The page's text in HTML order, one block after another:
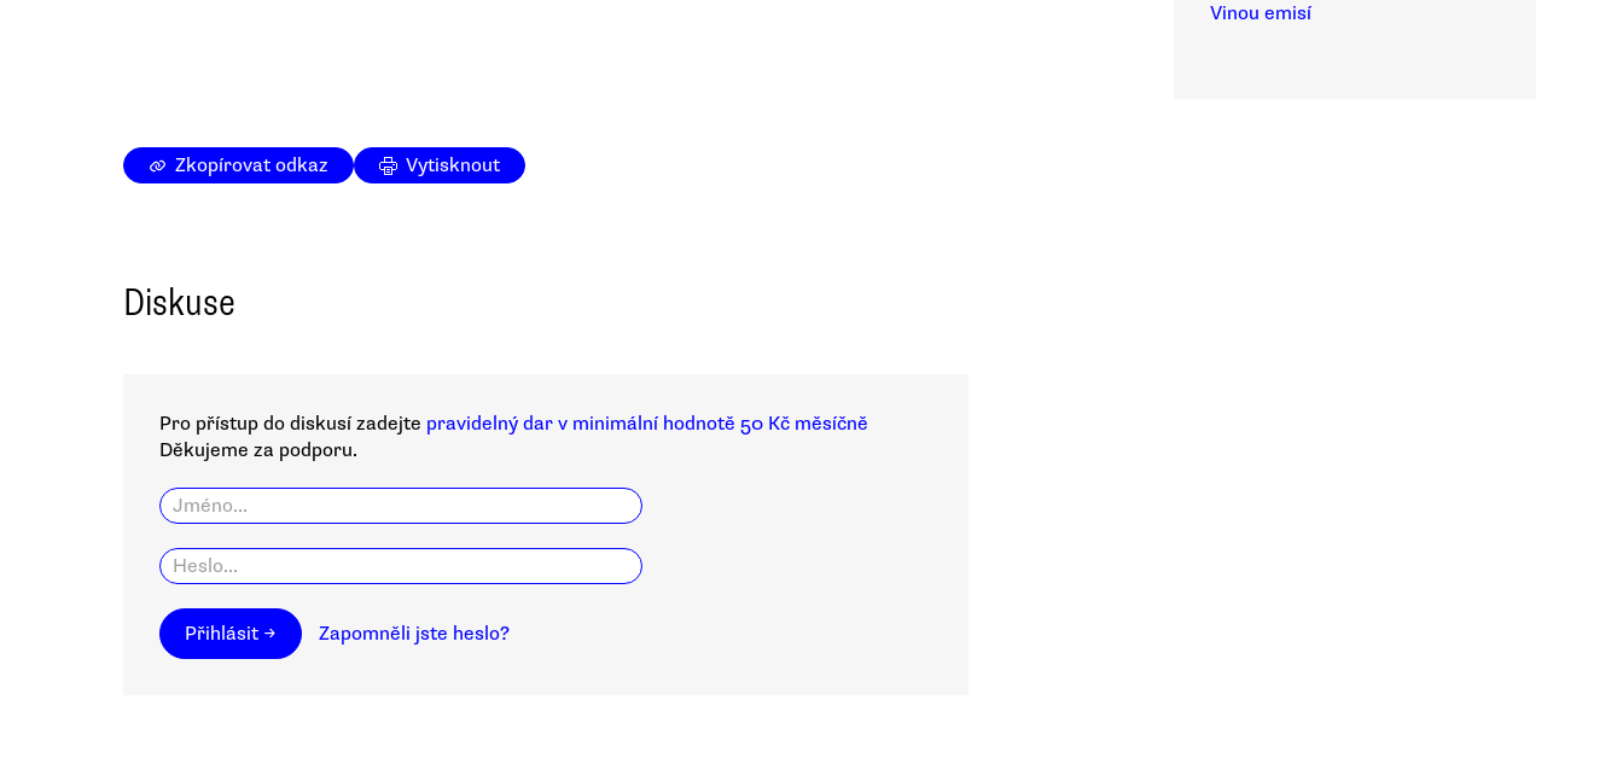
Vinou emisí
Zkopírovat odkaz Vytisknout
Diskuse
Pro přístup do diskusí zadejte pravidelný dar v minimální hodnotě 50 Kč měsíčně
Děkujeme za podporu.
Přihlásit → Zapomněli jste heslo?